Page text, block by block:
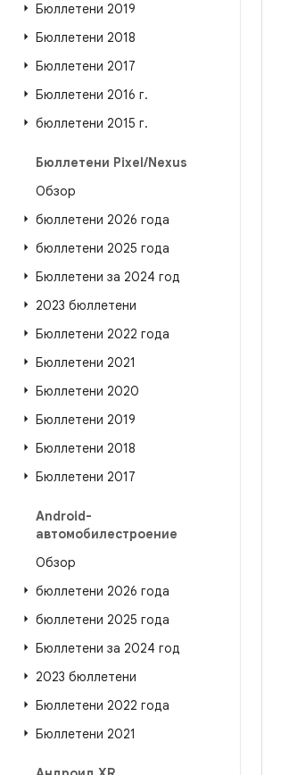
Бюллетени 2019
Бюллетени 2018
Бюллетени 2017
Бюллетени 2016 г.
бюллетени 2015 г.
Бюллетени Pixel/Nexus
Обзор
бюллетени 2026 года
бюллетени 2025 года
Бюллетени за 2024 год
2023 бюллетени
Бюллетени 2022 года
Бюллетени 2021
Бюллетени 2020
Бюллетени 2019
Бюллетени 2018
Бюллетени 2017
Android-
автомобилестроение
Обзор
бюллетени 2026 года
бюллетени 2025 года
Бюллетени за 2024 год
2023 бюллетени
Бюллетени 2022 года
Бюллетени 2021